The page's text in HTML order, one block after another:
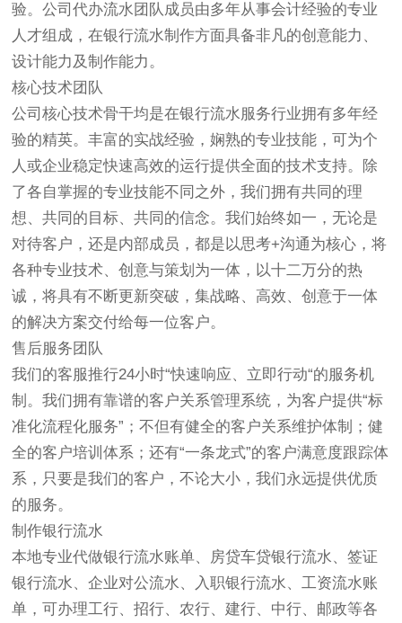
验。公司代办流水团队成员由多年从事会计经验的专业
人才组成，在银行流水制作方面具备非凡的创意能力、
设计能力及制作能力。
核心技术团队
公司核心技术骨干均是在银行流水服务行业拥有多年经
验的精英。丰富的实战经验，娴熟的专业技能，可为个
人或企业稳定快速高效的运行提供全面的技术支持。除
了各自掌握的专业技能不同之外，我们拥有共同的理
想、共同的目标、共同的信念。我们始终如一，无论是
对待客户，还是内部成员，都是以思考+沟通为核心，将
各种专业技术、创意与策划为一体，以十二万分的热
诚，将具有不断更新突破，集战略、高效、创意于一体
的解决方案交付给每一位客户。
售后服务团队
我们的客服推行24小时“快速响应、立即行动“的服务机
制。我们拥有靠谱的客户关系管理系统，为客户提供“标
准化流程化服务”；不但有健全的客户关系维护体制；健
全的客户培训体系；还有“一条龙式”的客户满意度跟踪体
系，只要是我们的客户，不论大小，我们永远提供优质
的服务。
制作银行流水
本地专业代做银行流水账单、房贷车贷银行流水、签证
银行流水、企业对公流水、入职银行流水、工资流水账
单，可办理工行、招行、农行、建行、中行、邮政等各